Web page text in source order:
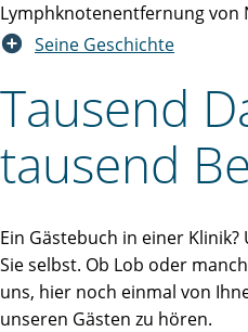
Lymphknotenentfernung von
Seine Geschichte
Tausend
tausend
Ein Gästebuch in einer Klinik?
Sie selbst. Ob Lob oder
uns, hier noch einmal von
unseren Gästen zu hören.